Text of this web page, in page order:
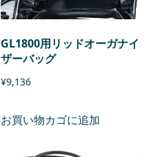
GL1800用リッドオーガナイ
ザーバッグ
¥9,136
お買い物カゴに追加